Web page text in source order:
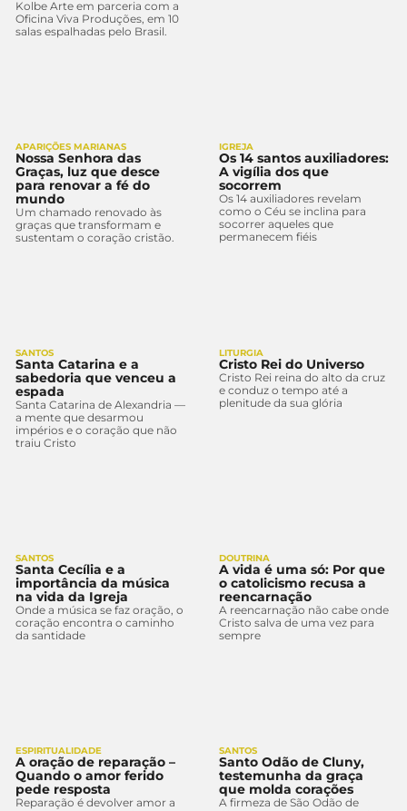
Kolbe Arte em parceria com a
Oficina Viva Produções, em 10
salas espalhadas pelo Brasil.
APARIÇÕES MARIANAS
Nossa Senhora das
Graças, luz que desce
para renovar a fé do
mundo
Um chamado renovado às
graças que transformam e
sustentam o coração cristão.
IGREJA
Os 14 santos auxiliadores:
A vigília dos que
socorrem
Os 14 auxiliadores revelam
como o Céu se inclina para
socorrer aqueles que
permanecem fiéis
SANTOS
Santa Catarina e a
sabedoria que venceu a
espada
Santa Catarina de Alexandria —
a mente que desarmou
impérios e o coração que não
traiu Cristo
LITURGIA
Cristo Rei do Universo
Cristo Rei reina do alto da cruz
e conduz o tempo até a
plenitude da sua glória
SANTOS
Santa Cecília e a
importância da música
na vida da Igreja
Onde a música se faz oração, o
coração encontra o caminho
da santidade
DOUTRINA
A vida é uma só: Por que
o catolicismo recusa a
reencarnação
A reencarnação não cabe onde
Cristo salva de uma vez para
sempre
ESPIRITUALIDADE
A oração de reparação –
Quando o amor ferido
pede resposta
Reparação é devolver amor a
SANTOS
Santo Odão de Cluny,
testemunha da graça
que molda corações
A firmeza de São Odão de